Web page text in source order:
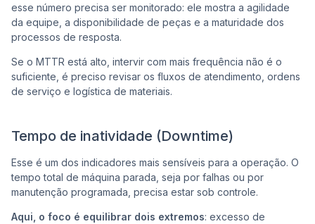
esse número precisa ser monitorado: ele mostra a agilidade
da equipe, a disponibilidade de peças e a maturidade dos
processos de resposta.
Se o MTTR está alto, intervir com mais frequência não é o
suficiente, é preciso revisar os fluxos de atendimento, ordens
de serviço e logística de materiais.
Tempo de inatividade (Downtime)
Esse é um dos indicadores mais sensíveis para a operação. O
tempo total de máquina parada, seja por falhas ou por
manutenção programada, precisa estar sob controle.
Aqui, o foco é equilibrar dois extremos: excesso de